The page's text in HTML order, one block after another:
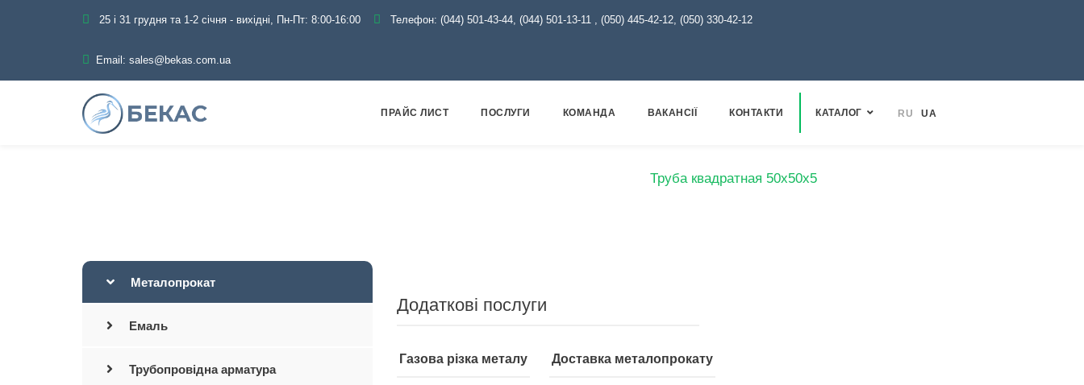
25 і 31 грудня та 1-2 січня - вихідні, Пн-Пт: 8:00-16:00 Телефон: (044) 501-43-44, (044) 501-13-11 , (050) 445-42-12, (050) 330-42-12
Email: sales@bekas.com.ua
ПРАЙС ЛИСТ ПОСЛУГИ КОМАНДА ВАКАНСІЇ КОНТАКТИ КАТАЛОГ RU UA
Труба квадратная 50х50х5
Металопрокат
Емаль
Трубопровідна арматура
Додаткові послуги
Газова різка металу Доставка металопрокату